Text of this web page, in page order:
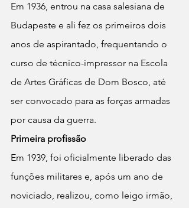
Em 1936, entrou na casa salesiana de
Budapeste e ali fez os primeiros dois
anos de aspirantado, frequentando o
curso de técnico-impressor na Escola
de Artes Gráficas de Dom Bosco, até
ser convocado para as forças armadas
por causa da guerra.
Primeira profissão
Em 1939, foi oficialmente liberado das
funções militares e, após um ano de
noviciado, realizou, como leigo irmão,